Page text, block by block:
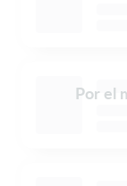
Por el